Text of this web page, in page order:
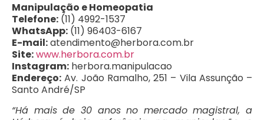
Manipulação e Homeopatia
Telefone: (11) 4992-1537
WhatsApp: (11) 96403-6167
E-mail:atendimento@herbora.com.br
Site:www.herbora.com.br
Instagram: herbora.manipulacao
Endereço: Av. João Ramalho, 251 – Vila Assunção –
Santo André/SP
“Há mais de 30 anos no mercado magistral, a